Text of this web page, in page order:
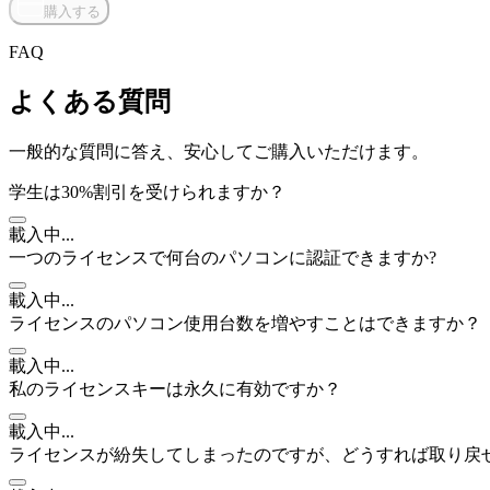
購入する
FAQ
よくある質問
一般的な質問に答え、安心してご購入いただけます。
学生は30%割引を受けられますか？
載入中...
一つのライセンスで何台のパソコンに認証できますか?
載入中...
ライセンスのパソコン使用台数を増やすことはできますか？
載入中...
私のライセンスキーは永久に有効ですか？
載入中...
ライセンスが紛失してしまったのですが、どうすれば取り戻